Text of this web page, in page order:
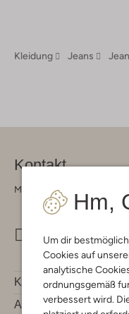
Hm,
Um dir
Cookies auf
analytische
ordnungsgemäß
verbessert wird.
Kleidung Jeans
Kontakt
Montag - Freitag 09:00 -
info@omoda.de
Kundenservice
Account